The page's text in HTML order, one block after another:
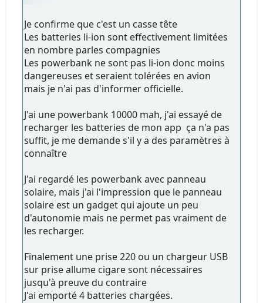
Je confirme que c'est un casse tête
Les batteries li-ion sont effectivement limitées
en nombre parles compagnies
Les powerbank ne sont pas li-ion donc moins
dangereuses et seraient tolérées en avion
mais je n'ai pas d'informer officielle.
J'ai une powerbank 10000 mah, j'ai essayé de
recharger les batteries de mon app ça n'a pas
suffit, je me demande s'il y a des paramètres à
connaître
J'ai regardé les powerbank avec panneau
solaire, mais j'ai l'impression que le panneau
solaire est un gadget qui ajoute un peu
d'autonomie mais ne permet pas vraiment de
les recharger.
Finalement une prise 220 ou un chargeur USB
sur prise allume cigare sont nécessaires
jusqu'à preuve du contraire
J'ai emporté 4 batteries chargées.